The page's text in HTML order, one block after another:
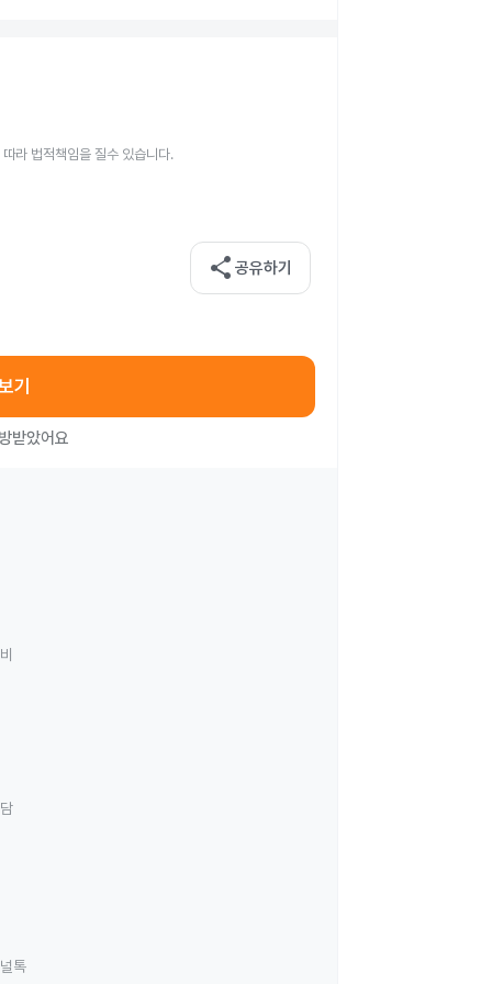
라 법적책임을 질수 있습니다.
share 공유하기
기
받았어요
톡